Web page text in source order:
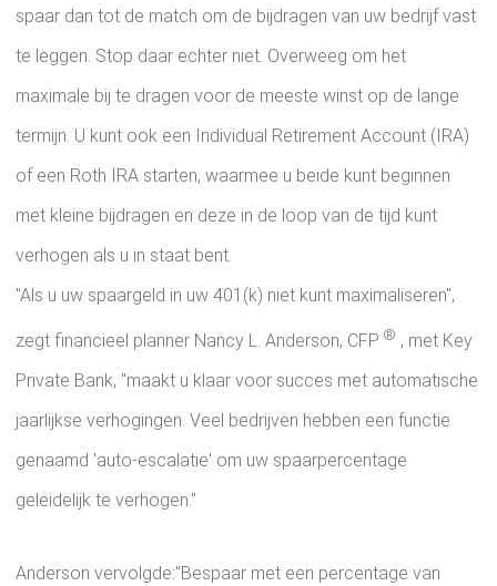
spaar dan tot de match om de bijdragen van uw bedrijf vast
te leggen. Stop daar echter niet. Overweeg om het
maximale bij te dragen voor de meeste winst op de lange
termijn. U kunt ook een Individual Retirement Account (IRA)
of een Roth IRA starten, waarmee u beide kunt beginnen
met kleine bijdragen en deze in de loop van de tijd kunt
verhogen als u in staat bent.
"Als u uw spaargeld in uw 401(k) niet kunt maximaliseren",
zegt financieel planner Nancy L. Anderson, CFP ® , met Key
Private Bank, "maakt u klaar voor succes met automatische
jaarlijkse verhogingen. Veel bedrijven hebben een functie
genaamd 'auto-escalatie' om uw spaarpercentage
geleidelijk te verhogen."
Anderson vervolgde:"Bespaar met een percentage van